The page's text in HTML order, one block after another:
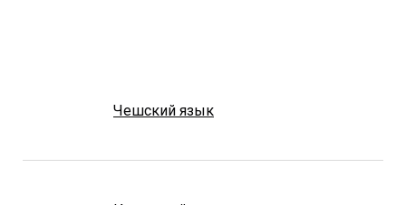
Чешский язык